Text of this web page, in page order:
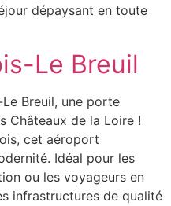
dépaysant en toute
Le Breuil
Breuil, une porte
Châteaux de la Loire !
cet aéroport
Idéal pour les
ou les voyageurs en
infrastructures de qualité